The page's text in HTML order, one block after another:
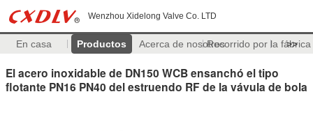
Wenzhou Xidelong Valve Co. LTD
En casa Productos Acerca de nosotrosRecorrido por la fábrica
>>
El acero inoxidable de DN150 WCB ensanchó el tipo
flotante PN16 PN40 del estruendo RF de la vávula de bola